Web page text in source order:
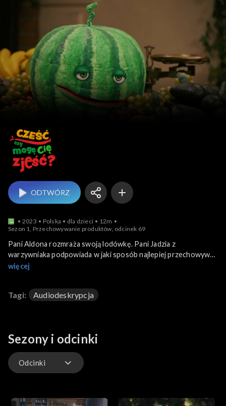
ODTWÓRZ
2023 Polska dla dzieci
12m
Sezon 1, Przechowywanie produktów, odcinek 69
Pani Aldona rozmraża swoją lodówkę. Pani Jadzia z
warzywniaka podpowiada w jaki sposób najlepiej przechowywać
warzywa, aby jak najdłużej były świeże. Pan Ambroży dziwi się,
tłumaczy dlaczego tak ważne jest czyszczenie a potem
właściwe ułożenie produktów w lodówce.
więcej
Tagi: Audiodeskrypcja
Sezony i odcinki
Odcinki